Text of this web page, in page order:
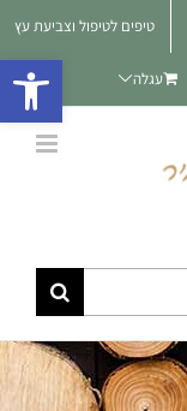
טיפים לטיפול וצביעת עץ
עגלה פתח